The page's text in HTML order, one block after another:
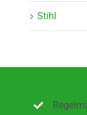
Stihl